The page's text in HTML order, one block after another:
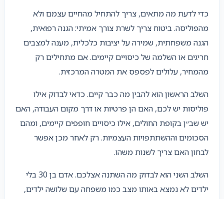
כדי לדעת מה מתאים, צריך להתחיל מהחיים עצמם ולא
מהפוליסה. ביטוח צריך לשרת צורך אמיתי: הגנה רפואית,
הגנה משפחתית, שמירה על יציבות כלכלית, מענה למצבים
חריגים או השלמה של כיסויים קיימים. אם מתחילים רק
מהמחיר, עלולים לפספס את המטרה המרכזית.
השלב הראשון הוא להבין מה כבר קיים. כדאי לבדוק אילו
פוליסות יש לכם, האם הן פרטיות או דרך מקום העבודה, האם
יש שב״ן בקופת החולים, אילו כיסויים חופפים קיימים, ומהם
הסכומים וההשתתפויות העצמיות. רק לאחר מכן אפשר
לבחון האם צריך לשנות משהו.
השלב השני הוא לבדוק מה השתנה אצלכם. אדם בן 30 בלי
ילדים לא נמצא באותו מצב כמו משפחה עם שלושה ילדים,